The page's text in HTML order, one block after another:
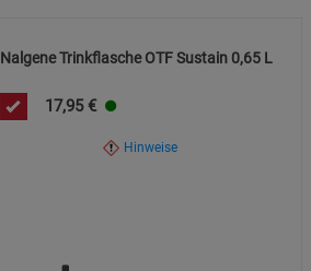
Nalgene Trinkflasche OTF Sustain 0,65 L
17,95 €
Hinweise
Datenschutzerklärung